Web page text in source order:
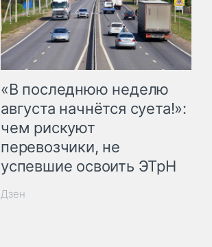
«В последнюю неделю
августа начнётся суета!»:
чем рискуют
перевозчики, не
успевшие освоить ЭТрН
Дзен